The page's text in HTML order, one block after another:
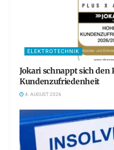
ELEKTROTECHNIK
Jokari schnappt sich den
Kundenzufriedenheit
4. AUGUST 2026